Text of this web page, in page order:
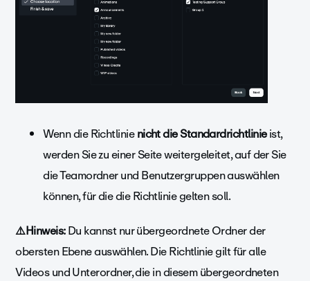
Wenn die Richtlinienicht die Standardrichtlinieist,
werden Sie zu einer Seite weitergeleitet, auf der Sie
die Teamordner und Benutzergruppen auswählen
können, für die die Richtlinie gelten soll.
⚠️Hinweis:Du kannst nur übergeordnete Ordner der
obersten Ebene auswählen. Die Richtlinie gilt für alle
Videos und Unterordner, die in diesem übergeordneten